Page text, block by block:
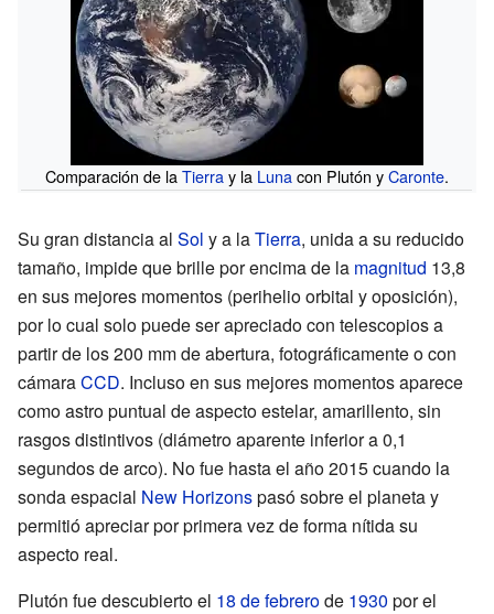
Comparación de laTierray la Lunacon Plutón yCaronte.
Su gran distancia al Sol y a laTierra, unida a su reducido
tamaño, impide que brille por encima de la magnitud 13,8
en sus mejores momentos (perihelio orbital y oposición),
por lo cual solo puede ser apreciado con telescopios a
partir de los 200 mm de abertura, fotográficamente o con
cámaraCCD. Incluso en sus mejores momentos aparece
como astro puntual de aspecto estelar, amarillento, sin
rasgos distintivos (diámetro aparente inferior a 0,1
segundos de arco). No fue hasta el año 2015 cuando la
sonda espacial New Horizonspasó sobre el planeta y
permitió apreciar por primera vez de forma nítida su
aspecto real.
Plutón fue descubierto el 18 de febrerode 1930 por el